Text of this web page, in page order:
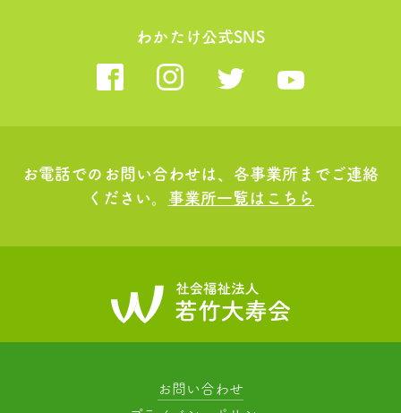
わかたけ公式SNS
お電話でのお問い合わせは、各事業所までご連絡
ください。 事業所一覧はこちら
お問い合わせ